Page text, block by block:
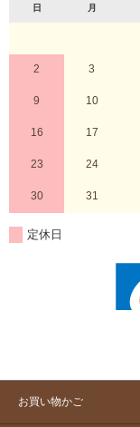
日 月
2 3
9 10
16 17
23 24
30 31
定休日
お買い物かご